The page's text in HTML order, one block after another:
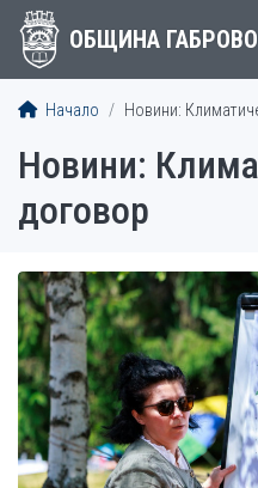
ОБЩИНА ГАБРОВО
Начало Новини:
Новини:
договор
СТАТИИ